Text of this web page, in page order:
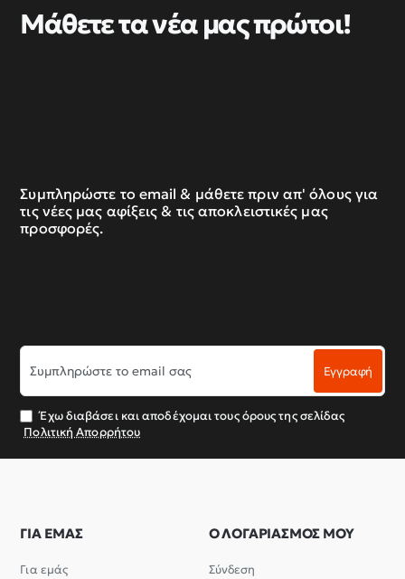
Μάθετε τα νέα μας πρώτοι!
Συμπληρώστε το email & μάθετε πριν απ' όλους για
τις νέες μας αφίξεις & τις αποκλειστικές μας
προσφορές.
Συμπληρώστε
το
email
σας
Εγγραφή
Έχω διαβάσει και αποδέχομαι τους όρους της σελίδας
Πολιτική Απορρήτου
ΓΙΑ ΕΜΑΣ
Για εμάς
Ο ΛΟΓΑΡΙΑΣΜΟΣ ΜΟΥ
Σύνδεση